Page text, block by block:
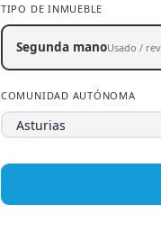
TIPO DE INMUEBLE
Segunda manoUsado /
COMUNIDAD AUTÓNOMA